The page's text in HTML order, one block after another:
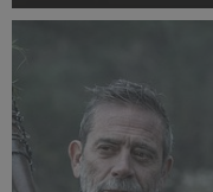
razem za więzienne